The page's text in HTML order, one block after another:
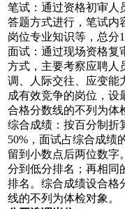
笔试：通过资格初审人
答题方式进行，笔试内
岗位专业知识等，总分
面试：通过现场资格复
方式，主要考察应聘人
调、人际交往、应变能
成有效竞争的岗位，设
合格分数线的不列为体
综合成绩：按百分制折
50%，面试占综合成绩
留到小数点后两位数字
分到低分排名；再相同
排名。综合成绩设合格
线的不列为体检对象。